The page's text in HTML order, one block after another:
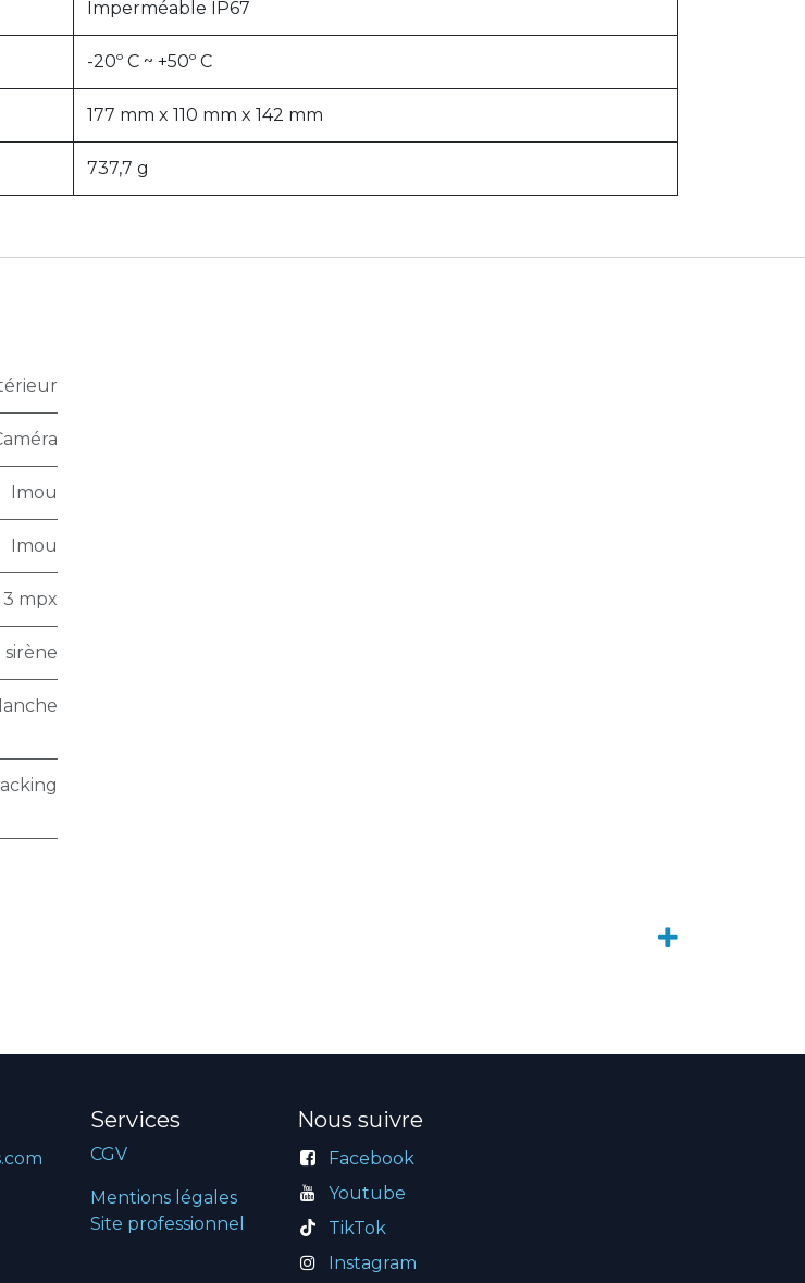
Imperméable IP67
-20º C ~ +50º C
177 mm x 110 mm x 142 mm
737,7 g
Imou
Imou
3 mpx
Services
CGV
Mentions légales
Site professionnel
Nous suivre
Facebook
Youtube
TikTok
Instagram